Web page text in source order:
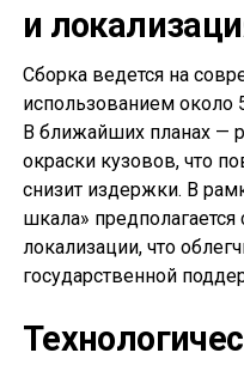
и
Сборка ведется на
использованием около
В ближайших планах —
окраски кузовов, что
снизит издержки. В
шкала»
локализации, что
государственной